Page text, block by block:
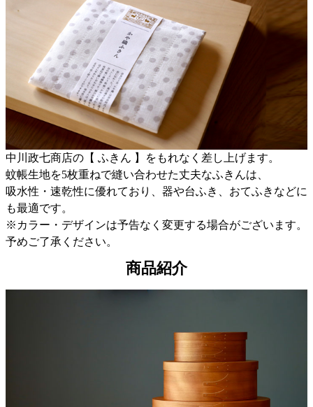
中川政七商店の【 ふきん 】をもれなく差し上げます。
蚊帳生地を5枚重ねで縫い合わせた丈夫なふきんは、
吸水性・速乾性に優れており、器や台ふき、おてふきなどに
も最適です。
※カラー・デザインは予告なく変更する場合がございます。
予めご了承ください。
商品紹介